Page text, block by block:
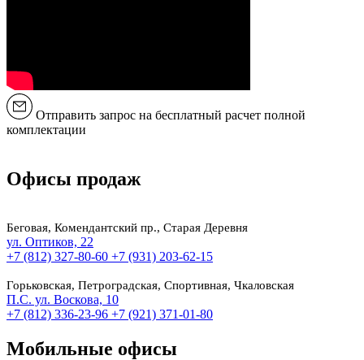
Отправить запрос на бесплатный расчет полной
комплектации
Офисы продаж
Беговая, Комендантский пр., Старая Деревня
ул. Оптиков, 22
+7 (812) 327-80-60 +7 (931) 203-62-15
Горьковская, Петроградская, Спортивная, Чкаловская
П.С. ул. Воскова, 10
+7 (812) 336-23-96 +7 (921) 371-01-80
Мобильные офисы